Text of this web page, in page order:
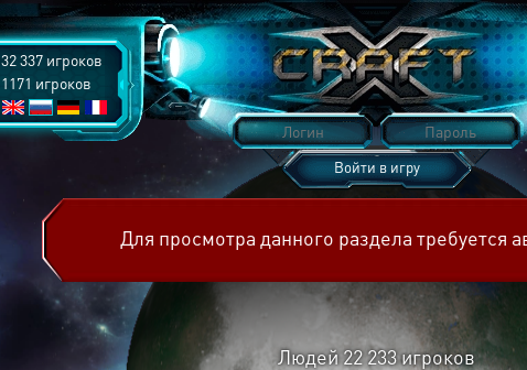
32 337 игроков
1171 игроков
Войти в игру
Для просмотра данного раздела требуется
Людей 22 233игроков